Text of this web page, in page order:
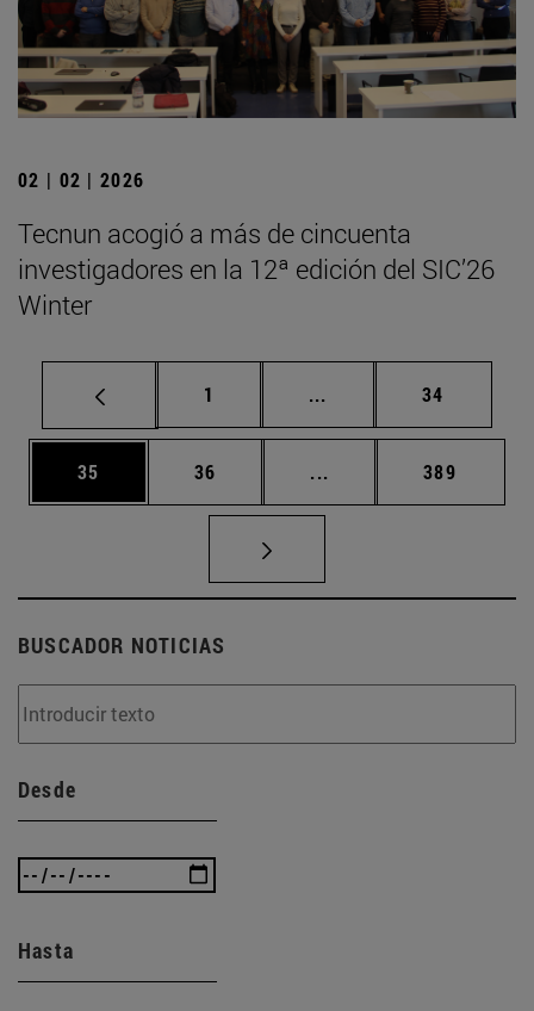
02 | 02 | 2026
Tecnun acogió a más de cincuenta
investigadores en la 12ª edición del SIC’26
Winter
Página
1 ... Páginas intermedias
Página
34
Página
35 Página
36 ... Páginas intermedias
Página
389
BUSCADOR NOTICIAS
Desde
Hasta